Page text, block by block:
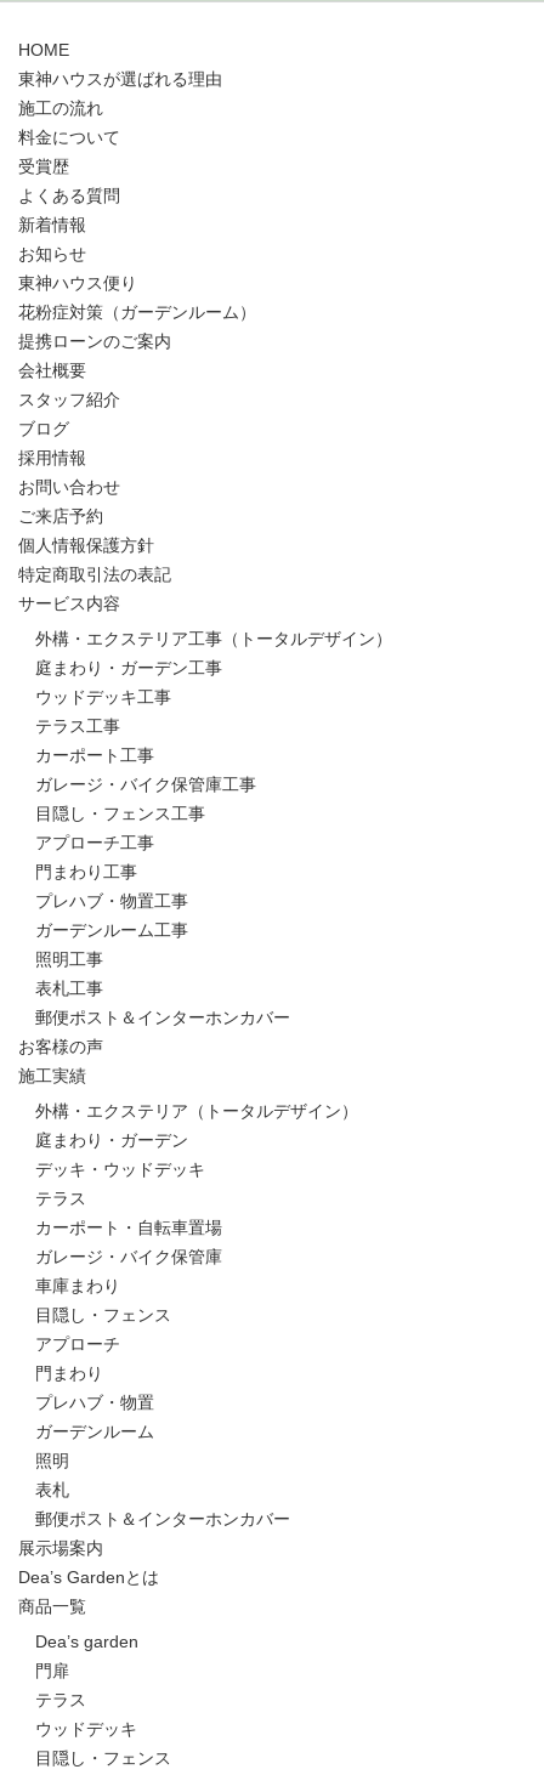
HOME
東神ハウスが選ばれる理由
施工の流れ
料金について
受賞歴
よくある質問
新着情報
お知らせ
東神ハウス便り
花粉症対策（ガーデンルーム）
提携ローンのご案内
会社概要
スタッフ紹介
ブログ
採用情報
お問い合わせ
ご来店予約
個人情報保護方針
特定商取引法の表記
サービス内容
外構・エクステリア工事（トータルデザイン）
庭まわり・ガーデン工事
ウッドデッキ工事
テラス工事
カーポート工事
ガレージ・バイク保管庫工事
目隠し・フェンス工事
アプローチ工事
門まわり工事
プレハブ・物置工事
ガーデンルーム工事
照明工事
表札工事
郵便ポスト＆インターホンカバー
お客様の声
施工実績
外構・エクステリア（トータルデザイン）
庭まわり・ガーデン
デッキ・ウッドデッキ
テラス
カーポート・自転車置場
ガレージ・バイク保管庫
車庫まわり
目隠し・フェンス
アプローチ
門まわり
プレハブ・物置
ガーデンルーム
照明
表札
郵便ポスト＆インターホンカバー
展示場案内
Dea’s Gardenとは
商品一覧
Dea’s garden
門扉
テラス
ウッドデッキ
目隠し・フェンス